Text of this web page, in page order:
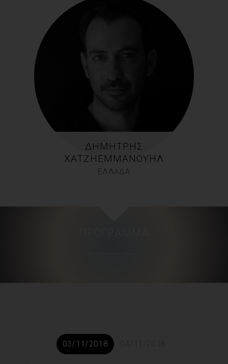
ΔΗΜΉΤΡΗΣ
ΧΑΤΖΗΕΜΜΑΝΟΥΉΛ
ΕΛΛΑΔΑ
03/11/2018